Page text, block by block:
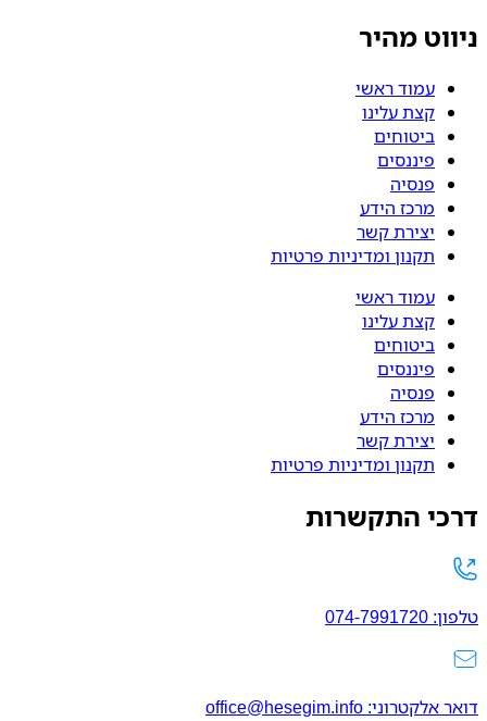
ניווט מהיר
עמוד ראשי
קצת עלינו
ביטוחים
פיננסים
פנסיה
מרכז הידע
יצירת קשר
תקנון ומדיניות פרטיות
עמוד ראשי
קצת עלינו
ביטוחים
פיננסים
פנסיה
מרכז הידע
יצירת קשר
תקנון ומדיניות פרטיות
דרכי התקשרות
טלפון: 074-7991720
דואר אלקטרוני: office@hesegim.info